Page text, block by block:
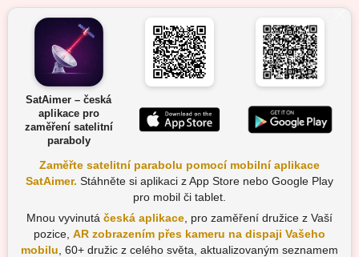
SatAimer – česká
aplikace pro
zaměření satelitní
paraboly
Zaměřte satelitní parabolu pomocí mobilní aplikace
SatAimer. Stáhněte si aplikaci z App Store nebo Google Play
pro mobil či tablet.
Mnou vyvinutá česká aplikace , pro zaměření družice z Vaší
pozice, AR zobrazením přes kameru na dispaji Vašeho
mobilu , 60+ družic z celého světa, aktualizovaným seznamem